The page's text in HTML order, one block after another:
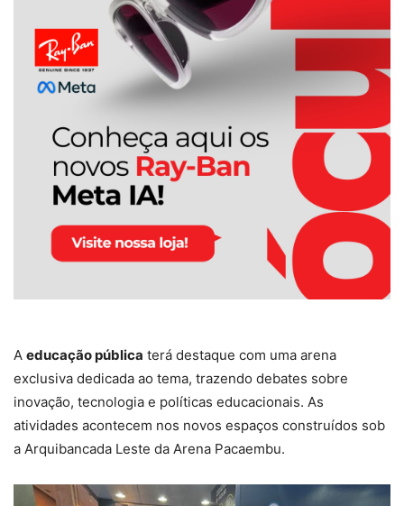
A educação pública terá destaque com uma arena
exclusiva dedicada ao tema, trazendo debates sobre
inovação, tecnologia e políticas educacionais. As
atividades acontecem nos novos espaços construídos sob
a Arquibancada Leste da Arena Pacaembu.